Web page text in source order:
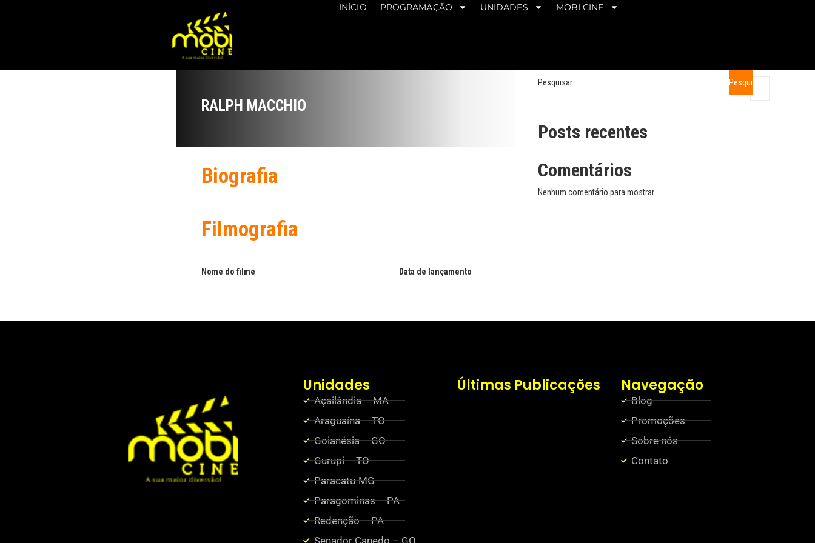
INÍCIO PROGRAMAÇÃO UNIDADES MOBI CINE
RALPH MACCHIO
Biografia
Filmografia
Nome do filme Data de lançamento
Pesquisar Pesquisar
Posts recentes
Comentários
Nenhum comentário para mostrar.
Unidades
Açailândia – MA
Araguaína – TO
Goianésia – GO
Gurupi – TO
Paracatu-MG
Paragominas – PA
Redenção – PA
Senador Canedo – GO
Últimas Publicações Navegação
Blog
Promoções
Sobre nós
Contato